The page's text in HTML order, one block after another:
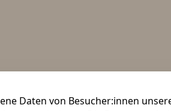
Daten von Besucher:innen